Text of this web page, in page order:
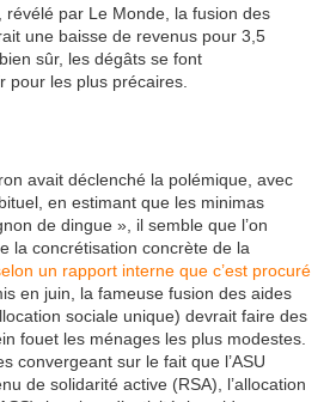
par Le Monde, la fusion des
une baisse de revenus pour 3,5
sûr, les dégâts se font
pour les plus précaires.
avait déclenché la polémique, avec
en estimant que les minimas
de dingue », il semble que l’on
la concrétisation concrète de la
un rapport interne que c’est procuré
en juin, la fameuse fusion des aides
sociale unique) devrait faire des
fouet les ménages les plus modestes.
convergeant sur le fait que l’ASU
de solidarité active (RSA), l’allocation